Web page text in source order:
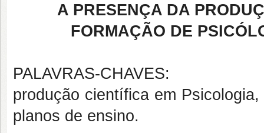
A PRESENÇA DA
FORMAÇÃO DE
PALAVRAS-CHAVES:
produção científica em
planos de ensino.